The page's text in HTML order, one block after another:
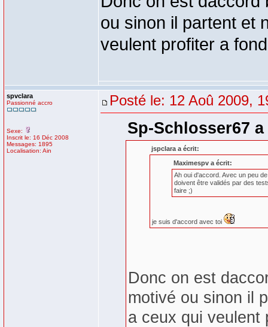
ou sinon il partent et
veulent profiter a
spvclara
Passionné accro
Sexe:
Inscrit le: 16 Déc 2008
Messages: 1895
Localisation: Ain
Posté le: 12 Aoû 2009,
Sp-Schlosser67
jspclara a écrit:
Maximespv a écrit:
Ah oui d'accord. Avec un peu
doivent être validés par des
faire ;)
je suis d'accord avec toi
Donc on est
motivé ou sinon il
a ceux qui veulent